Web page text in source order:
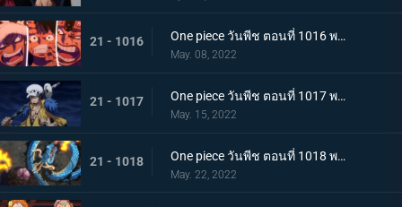
21 - 1016 One piece วันพีช ตอนที่ 1016 พากย์ไทย ศึกสัตว์ประหลาด! สามกัปตันต่างถือทิฐิ
May. 08, 2022
21 - 1017 One piece วันพีช ตอนที่ 1017 พากย์ไทย ออกท่าใหญ่ต่อเนื่อง! รุ่นที่เลวร้ายที่สุดโจมตีระห่ำ
May. 15, 2022
21 - 1018 One piece วันพีช ตอนที่ 1018 พากย์ไทย ไคโดหัวเราะ! สี่จักรพรรดิปะทะยุคสมัยใหม่
May. 22, 2022